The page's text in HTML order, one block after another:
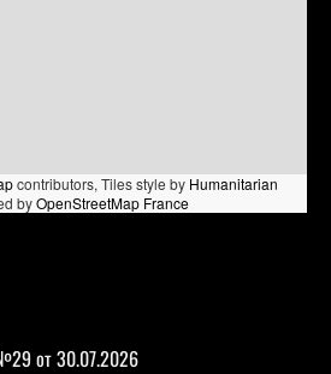
contributors, Tiles style by Humanitarian
byOpenStreetMap France
от 30.07.2026